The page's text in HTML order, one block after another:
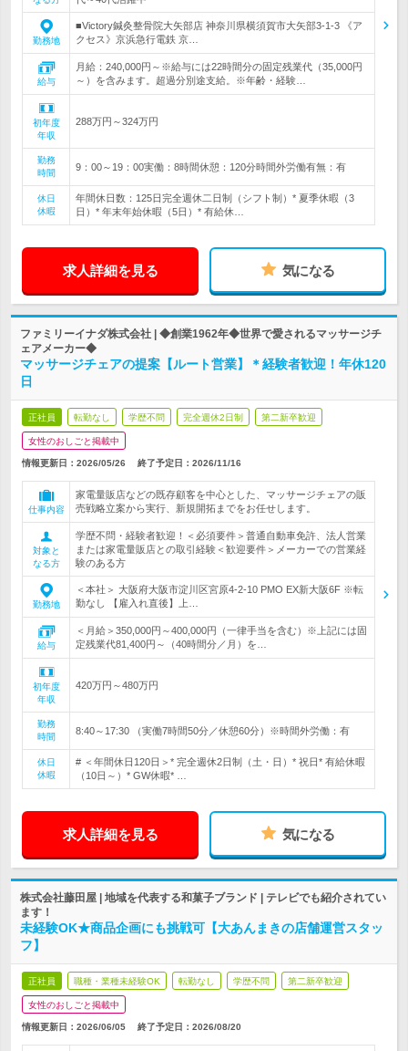
勤務地
■Victory鍼灸整骨院大矢部店 神奈川県横須賀市大矢部3-1-3 《ア
クセス》京浜急行電鉄 京…
給与
月給：240,000円～※給与には22時間分の固定残業代（35,000円
～）を含みます。超過分別途支給。※年齢・経験…
初年度
年収
288万円～324万円
勤務
時間
9：00～19：00実働：8時間休憩：120分時間外労働有無：有
休日
休暇
年間休日数：125日完全週休二日制（シフト制）* 夏季休暇（3
日）* 年末年始休暇（5日）* 有給休…
求人詳細を見る 気になる
ファミリーイナダ株式会社 | ◆創業1962年◆世界で愛されるマッサージチ
ェアメーカー◆
マッサージチェアの提案【ルート営業】＊経験者歓迎！年休120
日
正社員 転勤なし 学歴不問 完全週休2日制 第二新卒歓迎
女性のおしごと掲載中
情報更新日：2026/05/26 終了予定日： 2026/11/16
仕事内容
家電量販店などの既存顧客を中心とした、マッサージチェアの販
売戦略立案から実行、新規開拓までをお任せします。
対象と
なる方
学歴不問・経験者歓迎！＜必須要件＞普通自動車免許、法人営業
または家電量販店との取引経験＜歓迎要件＞メーカーでの営業経
験のある方
勤務地
＜本社＞ 大阪府大阪市淀川区宮原4-2-10 PMO EX新大阪6F ※転
勤なし 【雇入れ直後】上…
給与
＜月給＞350,000円～400,000円（一律手当を含む）※上記には固
定残業代81,400円～（40時間分／月）を…
初年度
年収
420万円～480万円
勤務
時間
8:40～17:30 （実働7時間50分／休憩60分）※時間外労働：有
休日
休暇
# ＜年間休日120日＞* 完全週休2日制（土・日）* 祝日* 有給休暇
（10日～）* GW休暇* …
求人詳細を見る 気になる
株式会社藤田屋 | 地域を代表する和菓子ブランド | テレビでも紹介されてい
ます！
未経験OK★商品企画にも挑戦可【大あんまきの店舗運営スタッ
フ】
正社員 職種・業種未経験OK 転勤なし 学歴不問 第二新卒歓迎
女性のおしごと掲載中
情報更新日：2026/06/05 終了予定日： 2026/08/20